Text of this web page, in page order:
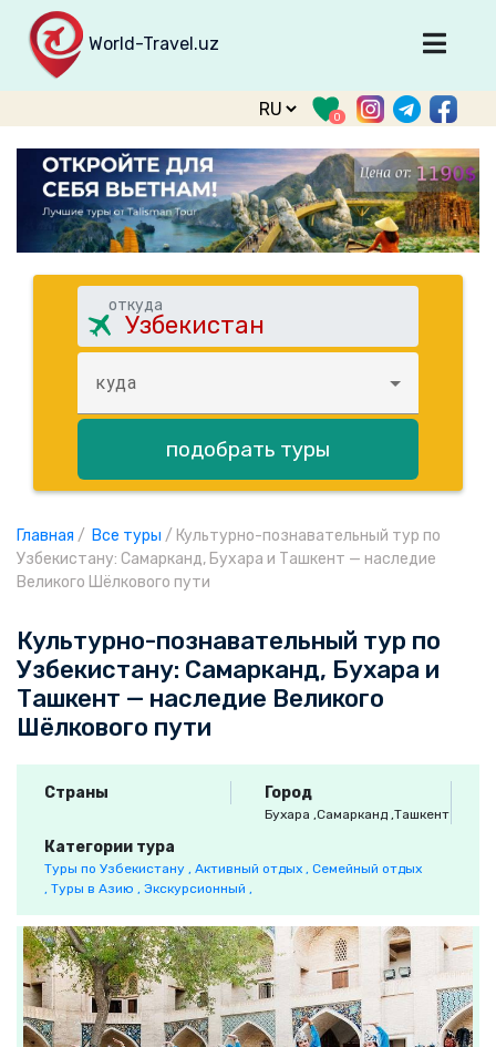
World-Travel.uz
Главная
Направления
Туры
Тур. фирмы
Табло прилета
О проекте
0
откуда
куда
подобрать туры
Главная / Все туры / Культурно-познавательный тур по
Узбекистану: Самарканд, Бухара и Ташкент — наследие
Великого Шёлкового пути
Культурно-познавательный тур по
Узбекистану: Самарканд, Бухара и
Ташкент — наследие Великого
Шёлкового пути
Страны Город
Бухара ,Самарканд ,Ташкент
Категории тура
Туры по Узбекистану , Активный отдых , Семейный отдых
, Туры в Азию , Экскурсионный ,